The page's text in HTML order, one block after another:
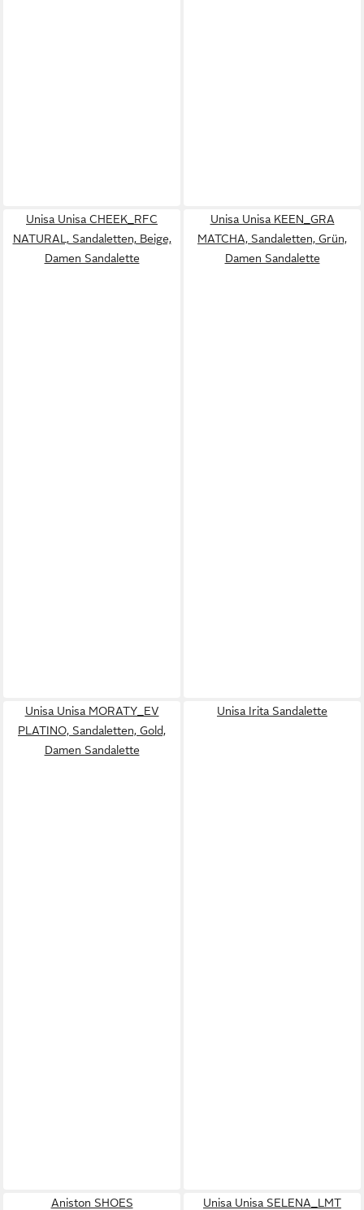
Unisa Unisa CHEEK_RFC
NATURAL, Sandaletten, Beige,
Damen Sandalette
Unisa Unisa KEEN_GRA
MATCHA, Sandaletten, Grün,
Damen Sandalette
Unisa Unisa MORATY_EV
PLATINO, Sandaletten, Gold,
Damen Sandalette
Unisa Irita Sandalette
Aniston SHOES
Unisa Unisa SELENA_LMT